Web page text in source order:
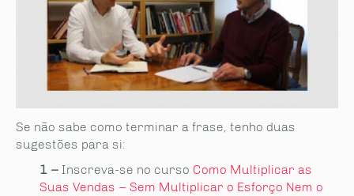
Se não sabe como terminar a frase, tenho duas
sugestões para si:
1 – Inscreva-se no curso Como Multiplicar as
Suas Vendas – Sem Multiplicar o Esforço Nem o